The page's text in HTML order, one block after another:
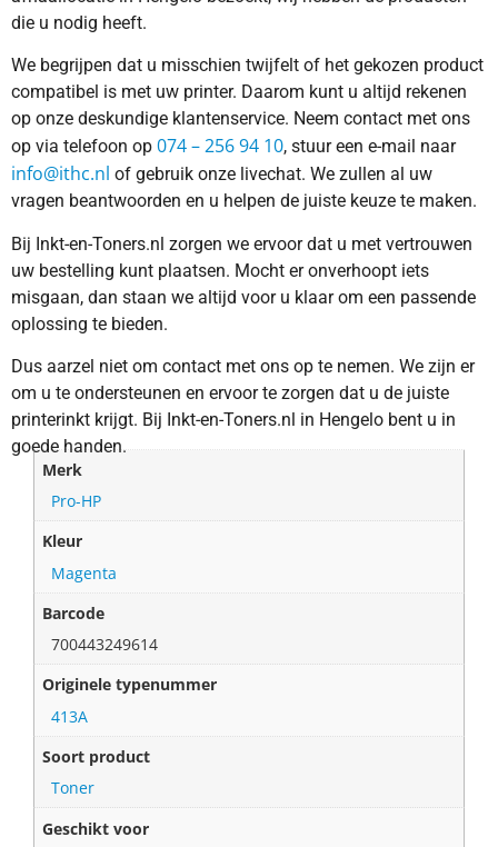
die u nodig heeft.
We begrijpen dat u misschien twijfelt of het gekozen product
compatibel is met uw printer. Daarom kunt u altijd rekenen
op onze deskundige klantenservice. Neem contact met ons
op via telefoon op 074 – 256 94 10, stuur een e-mail naar
info@ithc.nl of gebruik onze livechat. We zullen al uw
vragen beantwoorden en u helpen de juiste keuze te maken.
Bij Inkt-en-Toners.nl zorgen we ervoor dat u met vertrouwen
uw bestelling kunt plaatsen. Mocht er onverhoopt iets
misgaan, dan staan we altijd voor u klaar om een passende
oplossing te bieden.
Dus aarzel niet om contact met ons op te nemen. We zijn er
om u te ondersteunen en ervoor te zorgen dat u de juiste
printerinkt krijgt. Bij Inkt-en-Toners.nl in Hengelo bent u in
goede handen.
Merk
Pro-HP
Kleur
Magenta
Barcode
700443249614
Originele typenummer
413A
Soort product
Toner
Geschikt voor